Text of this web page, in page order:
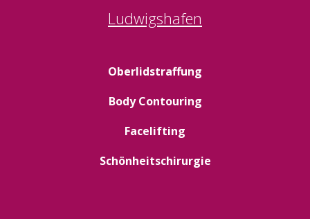
Ludwigshafen
Oberlidstraffung
Body Contouring
Facelifting
Schönheitschirurgie